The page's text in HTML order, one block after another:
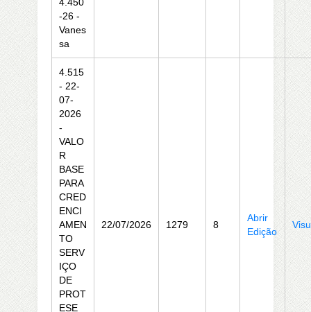
-26 -
Vanes
sa
4.515
- 22-
07-
2026
-
VALO
R
BASE
PARA
CRED
ENCI
AMEN
TO
SERV
IÇO
DE
PROT
ESE
22/07/2026 1279 8
Abrir
Edição